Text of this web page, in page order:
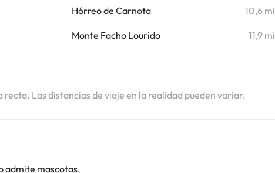
Hórreo de Carnota 10,6 mi
Monte Facho Lourido 11,9 mi
recta. Las distancias de viaje en la realidad pueden variar.
admite mascotas.